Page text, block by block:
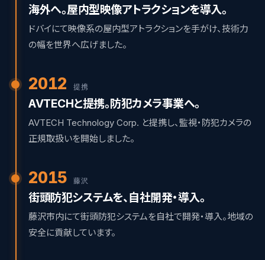
海外へ。屋内型映像アトラクションを導入。
ドバイにて映像系の屋内型アトラクションを手がけ、技術力
の幅を世界へ広げました。
2012 提携
AVTECHと提携。防犯カメラ事業へ。
AVTECH Technology Corp. と提携し、監視・防犯カメラの
正規取扱いを開始しました。
2015 藤沢
街頭防犯システムを、自社開発・導入。
藤沢市内にて街頭防犯システムを自社で開発・導入。地域の
安全に貢献しています。